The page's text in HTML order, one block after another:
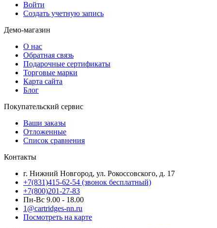
Войти
Создать учетную запись
Демо-магазин
О нас
Обратная связь
Подарочные сертификаты
Торговые марки
Карта сайта
Блог
Покупательский сервис
Ваши заказы
Отложенные
Список сравнения
Контакты
г. Нижний Новгород, ул. Рокоссовского, д. 17
+7(831)415-62-54 (звонок бесплатный)
+7(800)201-27-83
Пн-Вс 9.00 - 18.00
1@cartridges-nn.ru
Посмотреть на карте